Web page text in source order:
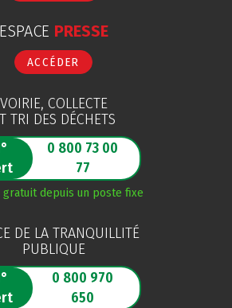
ESPACE PRESSE
ACCÉDER
VOIRIE, COLLECTE
TRI DES DÉCHETS
0 800 73 00
77
depuis un poste fixe
DE LA TRANQUILLITÉ
PUBLIQUE
0 800 970
650